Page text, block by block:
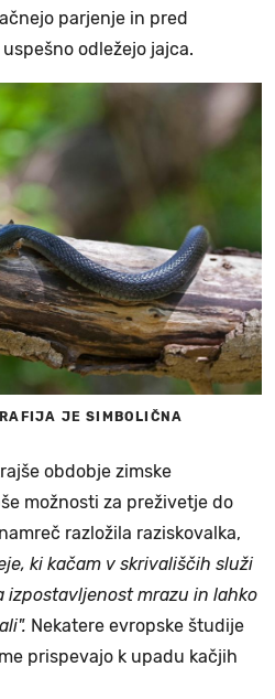
parjenje in pred
odležejo jajca.
JE SIMBOLIČNA
obdobje zimske
možnosti za preživetje do
razložila raziskovalka,
ki kačam v skrivališčih služi
izpostavljenost mrazu in lahko
Nekatere evropske študije
prispevajo k upadu kačjih